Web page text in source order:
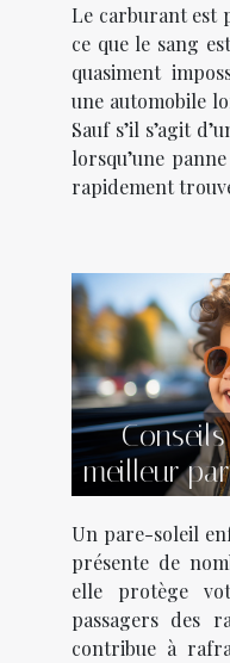
Le carburant est
ce que le sang
quasiment
une automobile
Sauf s’il s’agit
lorsqu’une
rapidement
meilleur
Un pare-soleil
présente de
elle protège
passagers des
contribue à